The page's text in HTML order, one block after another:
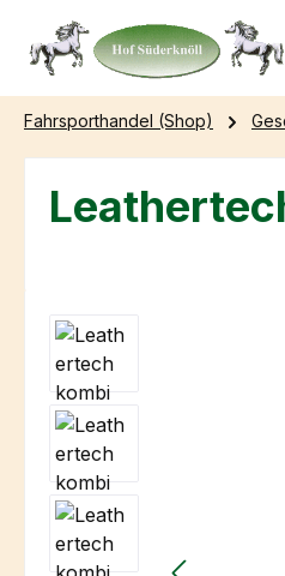
Hauptinhalt springen
Zur Suche springen
Zur Hauptnavigation
Fahrsporthandel (Shop)
Bildergalerie überspringen